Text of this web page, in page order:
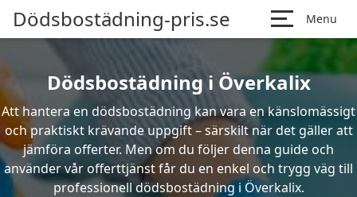
Dödsbostädning-pris.se Menu
Dödsbostädning i Överkalix
Att hantera en dödsbostädning kan vara en känslomässigt
och praktiskt krävande uppgift – särskilt när det gäller att
jämföra offerter. Men om du följer denna guide och
använder vår offerttjänst får du en enkel och trygg väg till
professionell dödsbostädning i Överkalix.